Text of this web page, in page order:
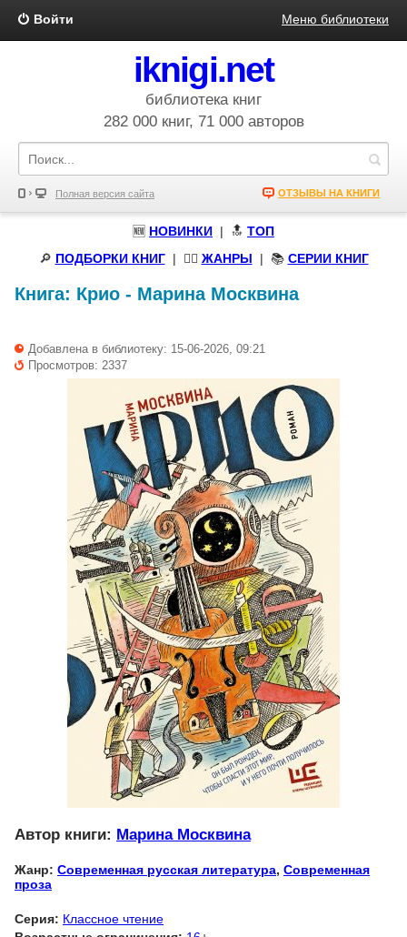
Войти Меню библиотеки
iknigi.net
библиотека книг
282 000 книг, 71 000 авторов
Полная версия сайта ОТЗЫВЫ НА КНИГИ
🆕 НОВИНКИ | 🔝 ТОП
🔎 ПОДБОРКИ КНИГ| 🧝‍♀️ ЖАНРЫ | 📚 СЕРИИ КНИГ
Книга: Крио - Марина Москвина
Добавлена в библиотеку: 15-06-2026, 09:21
Просмотров: 2337
Автор книги: Марина Москвина
Жанр: Современная русская литература, Современная
проза
Серия: Классное чтение